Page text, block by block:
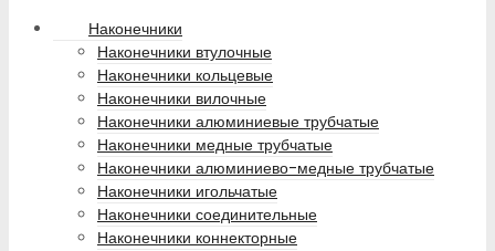
Наконечники
Наконечники втулочные
Наконечники кольцевые
Наконечники вилочные
Наконечники алюминиевые трубчатые
Наконечники медные трубчатые
Наконечники алюминиево-медные трубчатые
Наконечники игольчатые
Наконечники соединительные
Наконечники коннекторные